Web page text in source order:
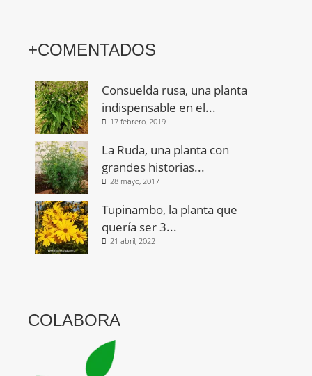
+COMENTADOS
Consuelda rusa, una planta
indispensable en el...
17 febrero, 2019
La Ruda, una planta con
grandes historias...
28 mayo, 2017
Tupinambo, la planta que
quería ser 3...
21 abril, 2022
COLABORA